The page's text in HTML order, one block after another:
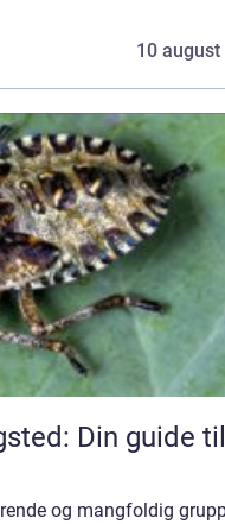
10 august
Din guide
og mangfoldig